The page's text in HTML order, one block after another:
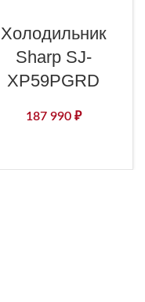
Холодильник
Sharp SJ-
XP59PGRD
187 990 ₽